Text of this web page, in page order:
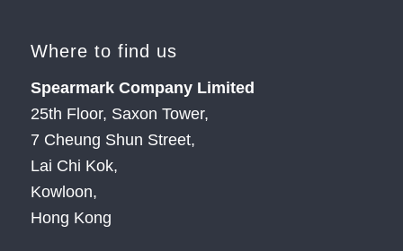
Where to find us
Spearmark Company Limited
25th Floor, Saxon Tower,
7 Cheung Shun Street,
Lai Chi Kok,
Kowloon,
Hong Kong